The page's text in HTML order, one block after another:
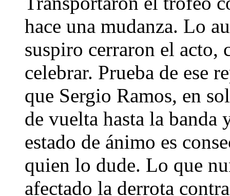
hace una mudanza. Lo
suspiro cerraron el acto,
celebrar. Prueba de ese
que Sergio Ramos, en
de vuelta hasta la banda
estado de ánimo es
quien lo dude. Lo que
afectado la derrota